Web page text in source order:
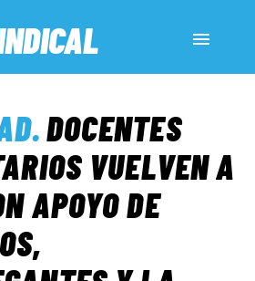
.DOCENTES
VUELVEN A
APOYO DE